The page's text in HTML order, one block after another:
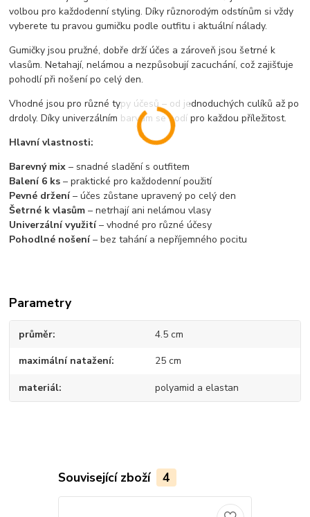
volbou pro každodenní styling. Díky různorodým odstínům si vždy
vyberete tu pravou gumičku podle outfitu i aktuální nálady.
Gumičky jsou pružné, dobře drží účes a zároveň jsou šetrné k
vlasům. Netahají, nelámou a nezpůsobují zacuchání, což zajišťuje
pohodlí při nošení po celý den.
Vhodné jsou pro různé typy účesů – od jednoduchých culíků až po
drdoly. Díky univerzálním barvám se hodí pro každou příležitost.
Hlavní vlastnosti:
Barevný mix – snadné sladění s outfitem
Balení 6 ks – praktické pro každodenní použití
Pevné držení– účes zůstane upravený po celý den
Šetrné k vlasům – netrhají ani nelámou vlasy
Univerzální využití– vhodné pro různé účesy
Pohodlné nošení– bez tahání a nepříjemného pocitu
Parametry
průměr 4.5 cm
maximální natažení 25 cm
materiál polyamid a elastan
Související zboží 4